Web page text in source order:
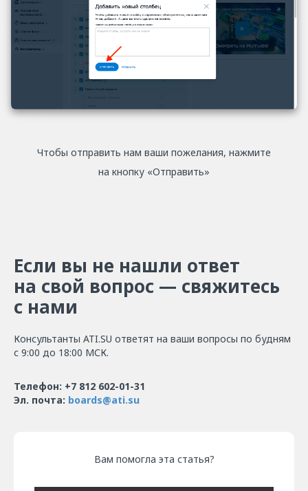
Чтобы отправить нам ваши пожелания, нажмите
на кнопку «Отправить»
Если вы не нашли ответ
на свой вопрос — свяжитесь
с нами
Консультанты ATI.SU ответят на ваши вопросы по будням
с 9:00 до 18:00 МСК.
Телефон: +7 812 602-01-31
Эл. почта: boards@ati.su
Вам помогла эта статья?